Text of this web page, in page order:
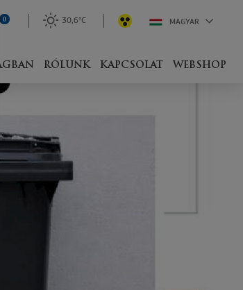
RÓLUNK KAPCSOLAT WEBSHOP
0 30,6°C MAGYAR